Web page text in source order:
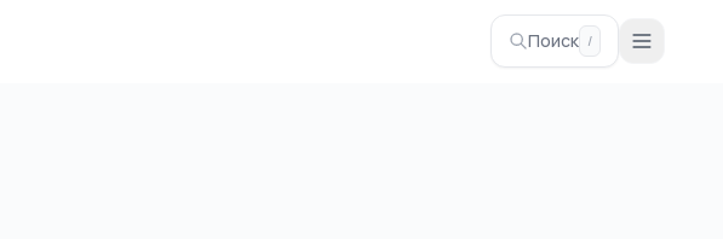
Поиск /